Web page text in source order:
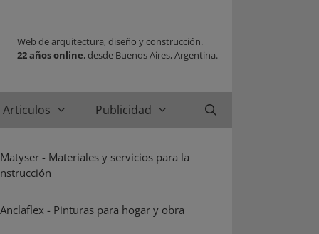
Web de arquitectura, diseño y construcción.
22 años online, desde Buenos Aires, Argentina.
Articulos Publicidad